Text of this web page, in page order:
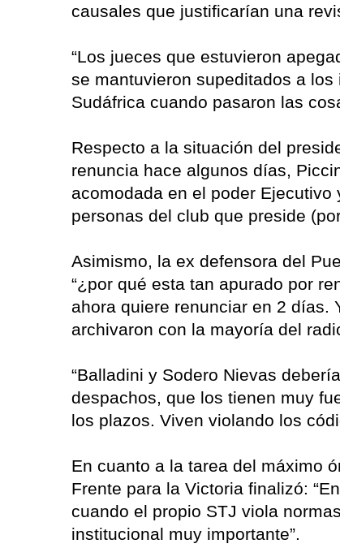
causales que justificarían una
“Los jueces que estuvieron
se mantuvieron supeditados a
Sudáfrica cuando pasaron las
Respecto a la situación del
renuncia hace algunos días,
acomodada en el poder
personas del club que preside
Asimismo, la ex defensora del
“¿por qué esta tan apurado por
ahora quiere renunciar en 2 días.
archivaron con la mayoría del
“Balladini y Sodero Nievas
despachos, que los tienen muy
los plazos. Viven violando los
En cuanto a la tarea del máximo
Frente para la Victoria finalizó:
cuando el propio STJ viola
institucional muy importante”.